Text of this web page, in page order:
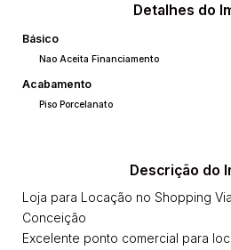
Detalhes do
Básico
Nao Aceita Financiamento
Acabamento
Piso Porcelanato
Descrição do
Loja para Locação no Shopping
Conceição
Excelente ponto comercial para